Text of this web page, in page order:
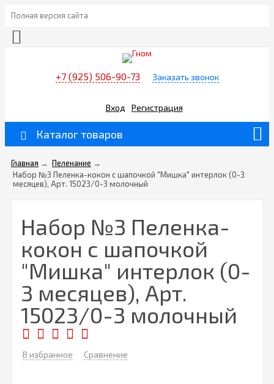
Полная версия сайта
+7 (925) 506-90-73 Заказать звонок
Вход Регистрация
Каталог товаров
Главная → Пеленание →
Набор №3 Пеленка-кокон с шапочкой "Мишка" интерлок (0-3
месяцев), Арт. 15023/0-3 молочный
Набор №3 Пеленка-
кокон с шапочкой
"Мишка" интерлок (0-
3 месяцев), Арт.
15023/0-3 молочный
В избранное Сравнение